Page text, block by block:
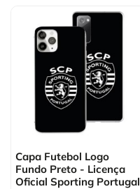
Capa Futebol Logo
Fundo Preto - Licença
Oficial Sporting Portugal